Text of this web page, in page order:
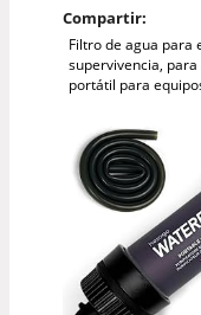
Compartir:
Filtro de agua para
supervivencia,
portátil para